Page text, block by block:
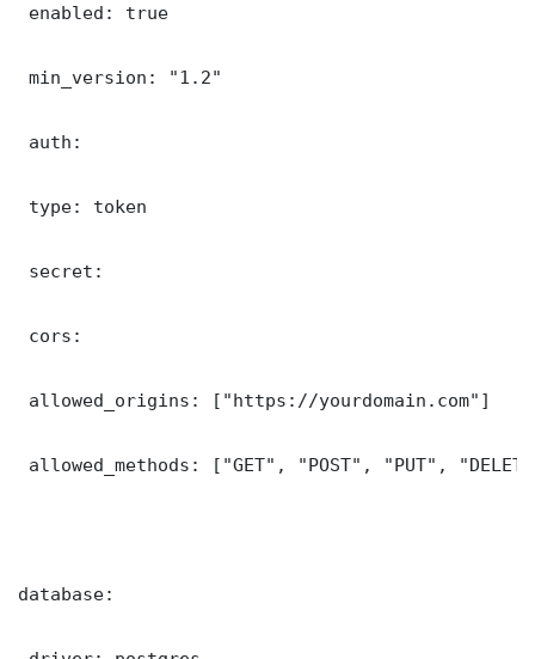
enabled: true
min_version: "1.2"
auth:
type: token
secret:
cors:
allowed_origins: ["https://yourdomain.com"]
allowed_methods: ["GET", "POST", "PUT",
database: